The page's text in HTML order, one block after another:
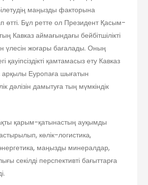
маңызды факторына
өтті. Бұл ретте ол Президент Қасым-
Кавказ аймағындағы бейбітшілікті
үлесін жоғары бағала­ды. Оның
қауіпсіздікті қамтамасыз ету Кавказ
арқылы Еуропаға шығатын
дәлізін дамытуға тың мүмкіндік
қарым-қатынас­тың ауқымды
көлік-логистика,
маңызды минералдар,
секілді перспективті бағыттарға